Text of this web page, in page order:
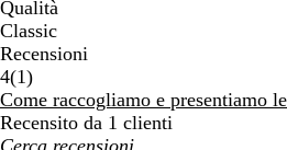
Qualità
Classic
Recensioni
4(11
recensioni
)
Come raccogliamo e presentiamo
Recensito da 1 clienti
I